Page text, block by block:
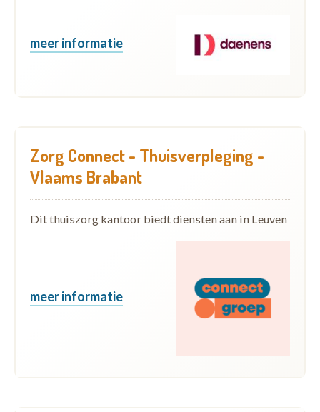
meer informatie
Zorg Connect - Thuisverpleging -
Vlaams Brabant
Dit thuiszorg kantoor biedt diensten aan in Leuven
meer informatie